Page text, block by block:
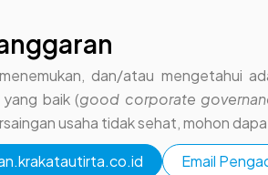
dan/atau mengetahui
baik (good corporate
usaha tidak sehat, mohon
Email